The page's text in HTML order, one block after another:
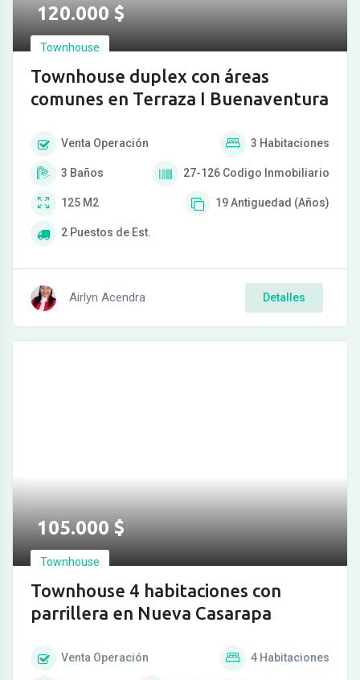
120.000$
Townhouse
Townhouse duplex con áreas
comunes en Terraza I Buenaventura
Venta Operación 3 Habitaciones
3 Baños 27-126 Codigo Inmobiliario
125 M2 19Antiguedad (Años)
2 Puestos de Est.
Airlyn Acendra Detalles
105.000$
Townhouse
Townhouse 4 habitaciones con
parrillera en Nueva Casarapa
Venta Operación 4 Habitaciones